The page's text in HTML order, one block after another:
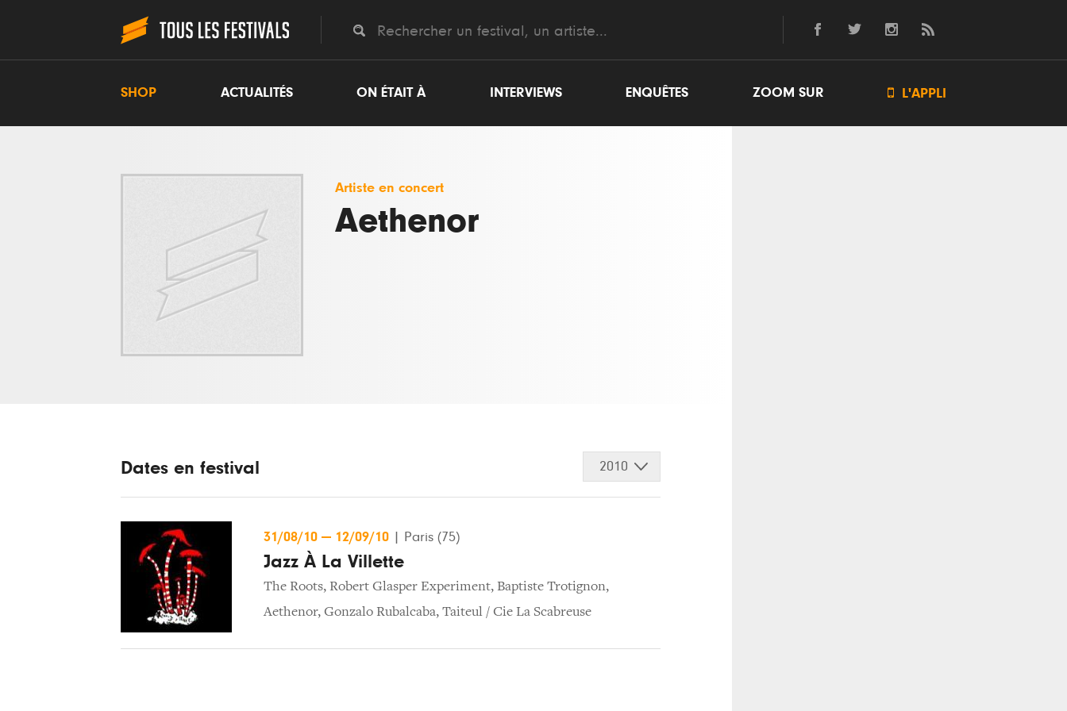
SHOP ACTUALITÉS ON ÉTAIT À INTERVIEWS ENQUÊTES ZOOM SUR  L'APPLI
Artiste en concert
Aethenor
Dates en festival 2010
31/08/10 — 12/09/10 Paris (75)
Jazz À La Villette
The Roots, Robert Glasper Experiment, Baptiste Trotignon,
Aethenor, Gonzalo Rubalcaba, Taiteul / Cie La Scabreuse